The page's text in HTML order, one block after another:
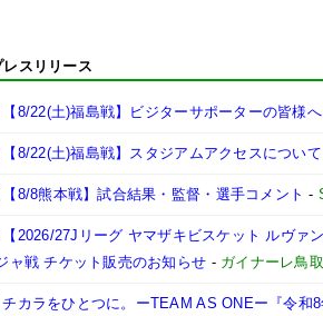
レスリリース
【8/22(土)福島戦】ビジターサポーターの皆様へ
【8/22(土)福島戦】スタジアムアクセスについて
【8/8熊本戦】試合結果・監督・選手コメント -
【2026/27Jリーグ ヤマザキビスケット ルヴ
ャ戦 チケット販売のお知らせ - ガイナーレ鳥取
チカラをひとつに。ーTEAM AS ONEー『令和